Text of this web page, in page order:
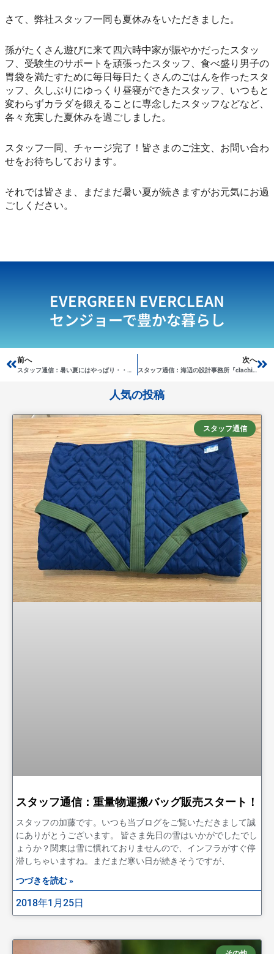
さて、弊社スタッフ一同も夏休みをいただきました。
孫がたくさん遊びに来て四六時中家が賑やかだったスタッ
フ、受験生のサポートを頑張ったスタッフ、食べ盛り男子の
胃袋を満たすために毎日毎日たくさんのごはんを作ったスタ
ッフ、久しぶりにゆっくり昼寝ができたスタッフ、いつもと
変わらずカラダを鍛えることに専念したスタッフなどなど、
各々充実した夏休みを過ごしました。
スタッフ一同、チャージ完了！皆さまのご注文、お問い合わ
せをお待ちしております。
それでは皆さま、まだまだ暑い夏が続きますがお元気にお過
ごしください。
EVERGREEN EVERCLEAN
センジョーで豊かな暮らし
Prev
前へ
スタッフ通信：暑い夏にはやっぱり・・・でしょ。
次へ
スタッフ通信：海辺の設計事務所『clachic』デザインの看板
人気の投稿
スタッフ通信
スタッフ通信：重量物運搬バッグ販売スタート！
スタッフの加藤です。いつも当ブログをご覧いただきまして誠
にありがとうございます。 皆さま先日の雪はいかがでしたでし
ょうか？関東は雪に慣れておりませんので、インフラがすぐ停
滞しちゃいますね。まだまだ寒い日が続きそうですが、
つづきを読む »
2018年1月25日